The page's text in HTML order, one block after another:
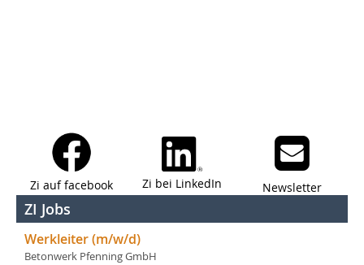
Zi auf facebook Zi bei LinkedIn Newsletter
ZI Jobs
Werkleiter (m/w/d)
Betonwerk Pfenning GmbH